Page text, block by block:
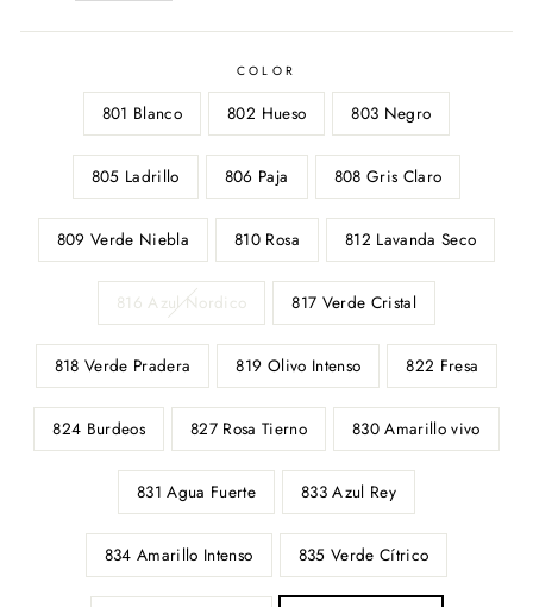
COLOR
801 Blanco 802 Hueso 803 Negro
805 Ladrillo 806 Paja 808 Gris Claro
809 Verde Niebla 810 Rosa 812 Lavanda Seco
816 Azul Nordico 817 Verde Cristal
818 Verde Pradera 819 Olivo Intenso 822 Fresa
824 Burdeos 827 Rosa Tierno 830 Amarillo vivo
831 Agua Fuerte 833 Azul Rey
834 Amarillo Intenso 835 Verde Cítrico